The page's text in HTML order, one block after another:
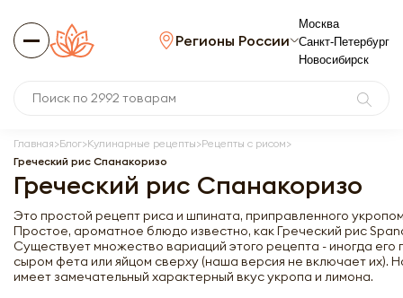
Регионы России
Москва
Санкт-Петербург
Новосибирск
Главная Блог Кулинарные рецепты Рецепты с рисом
Греческий рис Спанакоризо
Греческий рис Спанакоризо
Это простой рецепт риса и шпината, приправленного
Простое, ароматное блюдо известно, как Греческий рис
Существует множество вариаций этого рецепта - иногда его
сыром фета или яйцом сверху (наша версия не включает их).
имеет замечательный характерный вкус укропа и лимона.